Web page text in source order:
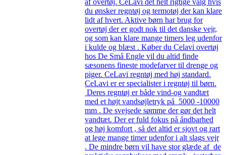
du ønsker regntøj og termotøj der kan klare
lidt af hvert. Aktive børn har brug for
overtøj der er godt nok til det danske vejr,
og som kan klare mange timers leg udenfor
i kulde og blæst . Køber du Celavi overtøj
hos De Små Engle vil du altid finde
sæsonens fineste modefarver til drenge og
piger. CeLavi regntøj med høj standard.
CeLavi er er specialister i regntøj til børn.
Deres regntøj er både vind-og vandtæt
med et højt vandsøjletryk på 5000 -10000
mm . De svejsede sømme der gør det helt
vandtæt. Der er fuld fokus på åndbarhed
og høj komfort , så det altid er sjovt og rart
at lege mange timer udenfor i alt slags vejr
. De mindre børn vil have stor glæde af de